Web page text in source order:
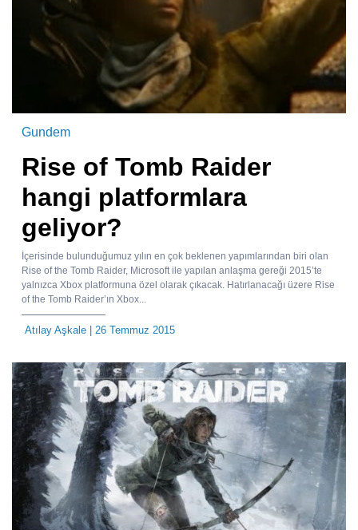
Gundem
Rise of Tomb Raider
hangi platformlara
geliyor?
İçerisinde bulunduğumuz yılın en çok beklenen yapımlarından biri olan
Rise of the Tomb Raider, Microsoft ile yapılan anlaşma gereği 2015’te
yalnızca Xbox platformuna özel olarak çıkacak. Hatırlanacağı üzere Rise
of the Tomb Raider’ın Xbox...
Atılay Aşkale | 26 Temmuz 2015